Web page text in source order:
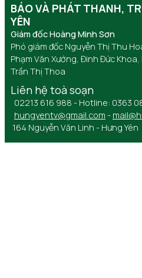
BÁO VÀ PHÁT THANH,
YÊN
Giám đốc Hoàng Minh Sơn
Phó giám đốc Nguyễn Thị Thu
Phạm Văn Xướng, Đinh Đức Khoa,
Trần Thị Thoa
Liên hệ toà soạn
02213 616 988 - Hotline: 0363
hungyentv@gmail.com -
164 Nguyễn Văn Linh - Hưng Yên